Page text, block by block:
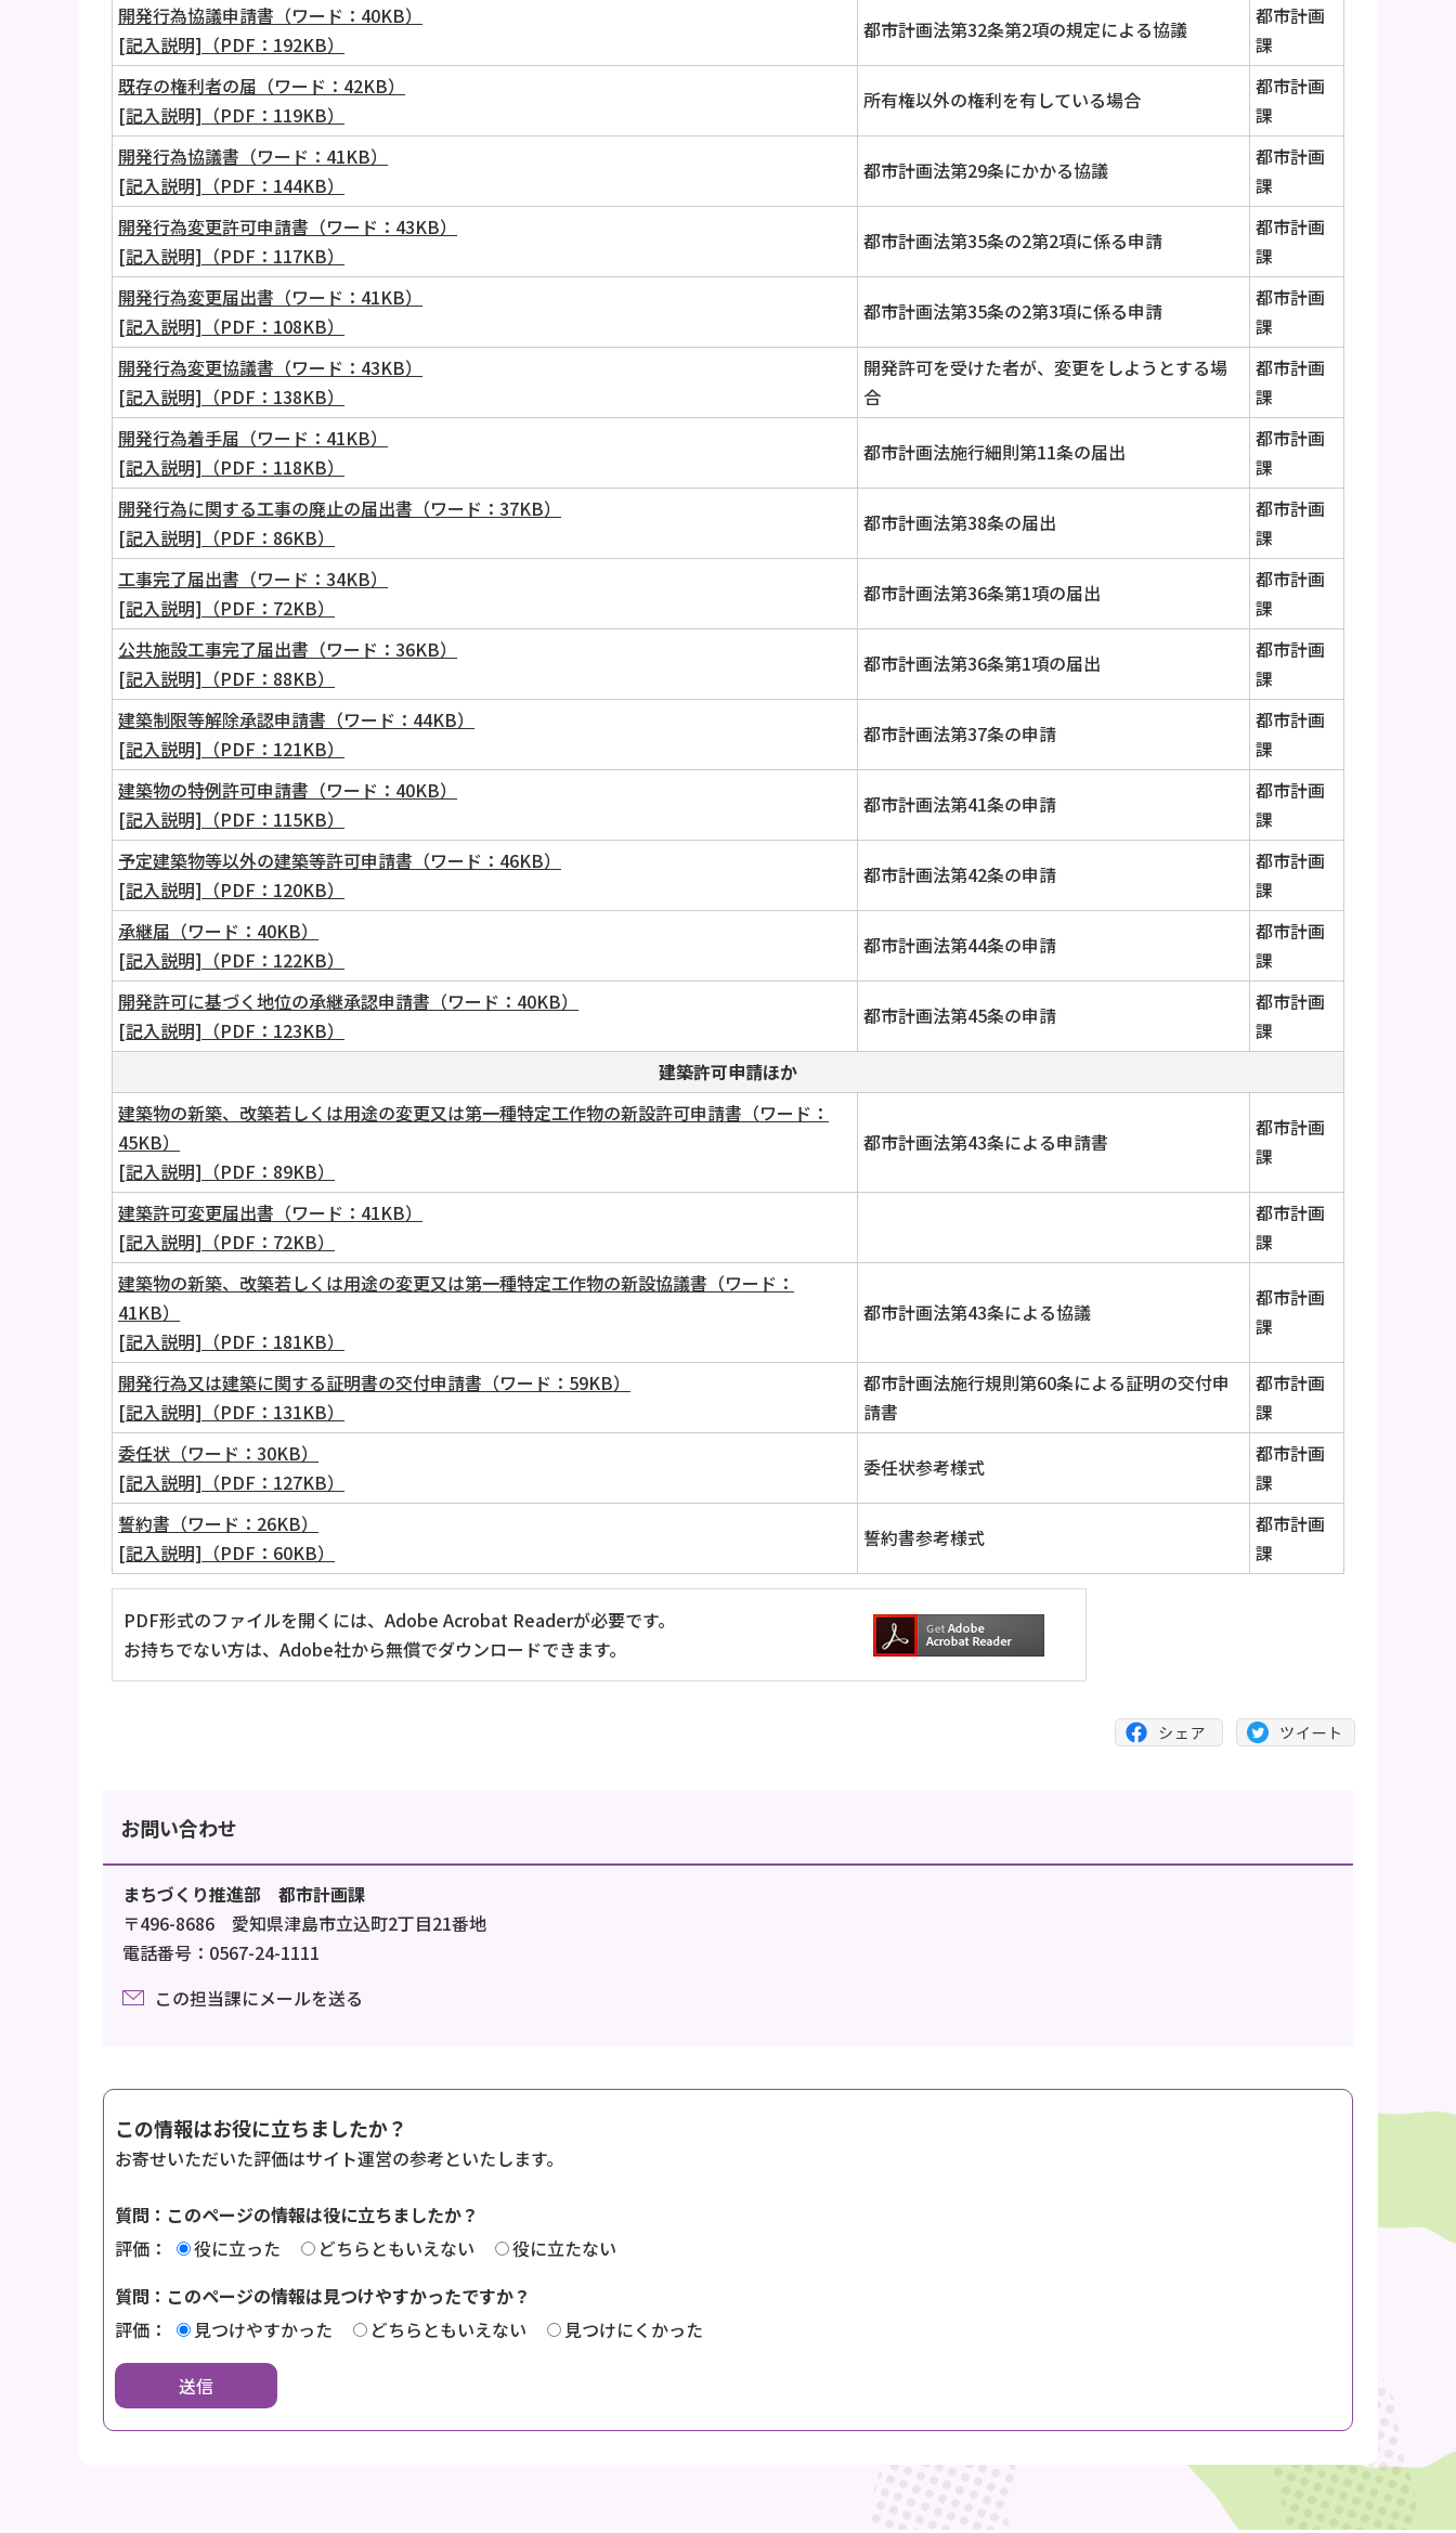
開発行為協議申請書（ワード：40KB）
[記入説明]（PDF：192KB）
都市計画法第32条第2項の規定による協議
都市計画
課
既存の権利者の届（ワード：42KB）
[記入説明]（PDF：119KB）
所有権以外の権利を有している場合
都市計画
課
開発行為協議書（ワード：41KB）
[記入説明]（PDF：144KB）
都市計画法第29条にかかる協議
都市計画
課
開発行為変更許可申請書（ワード：43KB）
[記入説明]（PDF：117KB）
都市計画法第35条の2第2項に係る申請
都市計画
課
開発行為変更届出書（ワード：41KB）
[記入説明]（PDF：108KB）
都市計画法第35条の2第3項に係る申請
都市計画
課
開発行為変更協議書（ワード：43KB）
[記入説明]（PDF：138KB）
開発許可を受けた者が、変更をしようとする場
合
都市計画
課
開発行為着手届（ワード：41KB）
[記入説明]（PDF：118KB）
都市計画法施行細則第11条の届出
都市計画
課
開発行為に関する工事の廃止の届出書（ワード：37KB）
[記入説明]（PDF：86KB）
都市計画法第38条の届出
都市計画
課
工事完了届出書（ワード：34KB）
[記入説明]（PDF：72KB）
都市計画法第36条第1項の届出
都市計画
課
公共施設工事完了届出書（ワード：36KB）
[記入説明]（PDF：88KB）
都市計画法第36条第1項の届出
都市計画
課
建築制限等解除承認申請書（ワード：44KB）
[記入説明]（PDF：121KB）
都市計画法第37条の申請
都市計画
課
建築物の特例許可申請書（ワード：40KB）
[記入説明]（PDF：115KB）
都市計画法第41条の申請
都市計画
課
予定建築物等以外の建築等許可申請書（ワード：46KB）
[記入説明]（PDF：120KB）
都市計画法第42条の申請
都市計画
課
承継届（ワード：40KB）
[記入説明]（PDF：122KB）
都市計画法第44条の申請
都市計画
課
開発許可に基づく地位の承継承認申請書（ワード：40KB）
[記入説明]（PDF：123KB）
都市計画法第45条の申請
都市計画
課
建築許可申請ほか
建築物の新築、改築若しくは用途の変更又は第一種特定工作物の新設許可申請書（ワード：
45KB）
[記入説明]（PDF：89KB）
都市計画法第43条による申請書
都市計画
課
建築許可変更届出書（ワード：41KB）
[記入説明]（PDF：72KB）
都市計画
課
建築物の新築、改築若しくは用途の変更又は第一種特定工作物の新設協議書（ワード：
41KB）
[記入説明]（PDF：181KB）
都市計画法第43条による協議
都市計画
課
開発行為又は建築に関する証明書の交付申請書（ワード：59KB）
[記入説明]（PDF：131KB）
都市計画法施行規則第60条による証明の交付申
請書
都市計画
課
委任状（ワード：30KB）
[記入説明]（PDF：127KB）
委任状参考様式
都市計画
課
誓約書（ワード：26KB）
[記入説明]（PDF：60KB）
誓約書参考様式
都市計画
課
PDF形式のファイルを開くには、Adobe Acrobat Readerが必要です。
お持ちでない方は、Adobe社から無償でダウンロードできます。
お問い合わせ
まちづくり推進部 都市計画課
〒496-8686 愛知県津島市立込町2丁目21番地
電話番号：0567-24-1111
この担当課にメールを送る
この情報はお役に立ちましたか？
お寄せいただいた評価はサイト運営の参考といたします。
質問：このページの情報は役に立ちましたか？
評価：
役に立った どちらともいえない
役に立たない
質問：このページの情報は見つけやすかったですか？
評価：
見つけやすかった どちらともいえない 見つけにくかった